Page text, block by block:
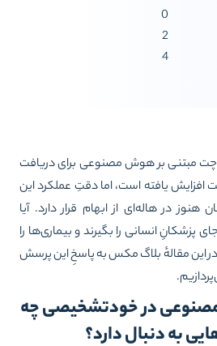
بر هوش مصنوعی برای دریافت
یافته است، اما دقتِ عملکرد این
در هاله‌ای از ابهام قرار دارد. آیا
انسانی را بگیرند و بیماری‌ها را
بلاگ مکس به پاسخِ این پرسش
در خودتشخیصی چه
دنبال دارد؟